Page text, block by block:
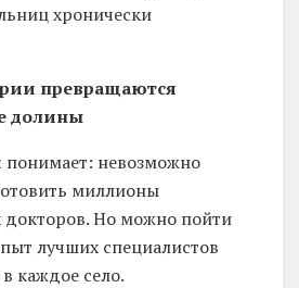
хронически
превращаются
долины
невозможно
миллионы
докторов. Но можно пойти
лучших специалистов
каждое село.